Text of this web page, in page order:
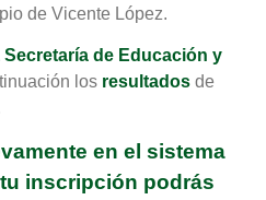
de Vicente López.
Secretaría de Educación y
los resultados de
en el sistema
inscripción podrás